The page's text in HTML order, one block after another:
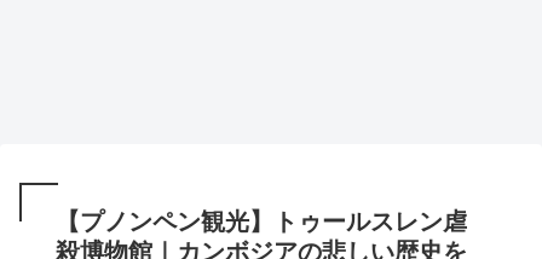
【プノンペン観光】トゥールスレン虐
殺博物館｜カンボジアの悲しい歴史を